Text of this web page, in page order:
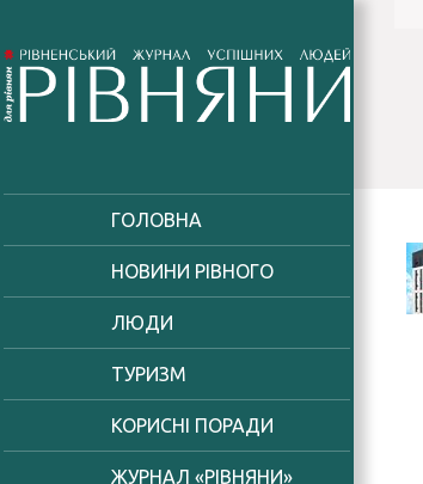
ГОЛОВНА
НОВИНИ РІВНОГО
ЛЮДИ
ТУРИЗМ
КОРИСНІ ПОРАДИ
ЖУРНАЛ «РІВНЯНИ»